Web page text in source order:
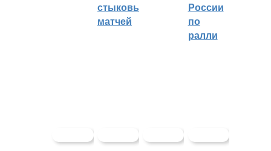
стыковых
матчей
России
по
ралли